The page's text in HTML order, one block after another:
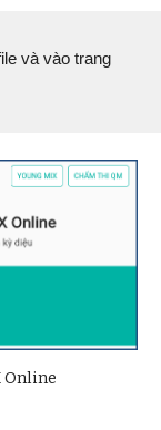
và vào trang
Online